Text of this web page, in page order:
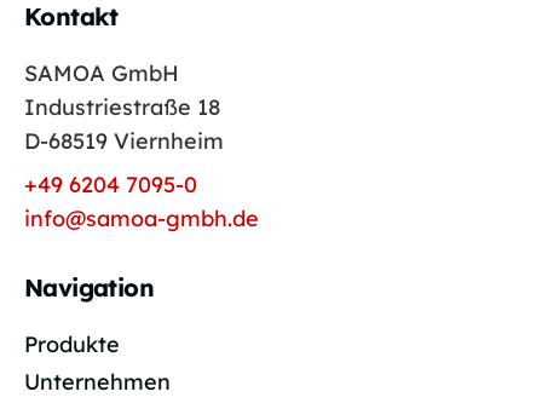
Kontakt
SAMOA GmbH
Industriestraße 18
D-68519 Viernheim
+49 6204 7095-0
info@samoa-gmbh.de
Navigation
Produkte
Unternehmen